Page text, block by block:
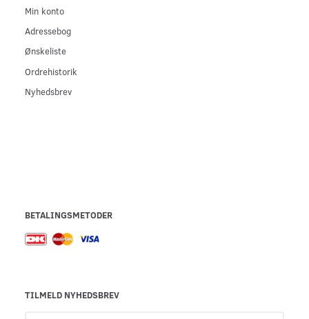
Min konto
Adressebog
Ønskeliste
Ordrehistorik
Nyhedsbrev
BETALINGSMETODER
TILMELD NYHEDSBREV